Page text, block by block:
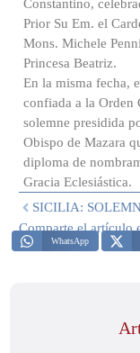
Constantino,
Prior Su Em. el
Mons. Michele
Princesa Beatriz.
En la misma fecha,
confiada a la Orden
solemne presidida
Obispo de Mazara
diploma de
Gracia Eclesiástica.
Comparte el artículo
WhatsApp